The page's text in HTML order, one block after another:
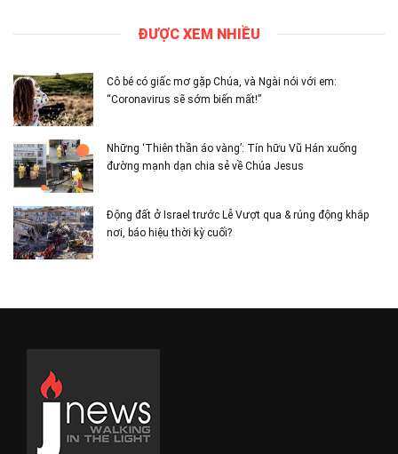
ĐƯỢC XEM NHIỀU
Cô bé có giấc mơ gặp Chúa, và Ngài nói với em:
“Coronavirus sẽ sớm biến mất!”
Những ‘Thiên thần áo vàng’: Tín hữu Vũ Hán xuống
đường mạnh dạn chia sẻ về Chúa Jesus
Động đất ở Israel trước Lễ Vượt qua & rúng động khắp
nơi, báo hiệu thời kỳ cuối?